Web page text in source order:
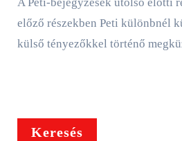
előző részekben Peti különbnél
külső tényezőkkel történő
Keresés